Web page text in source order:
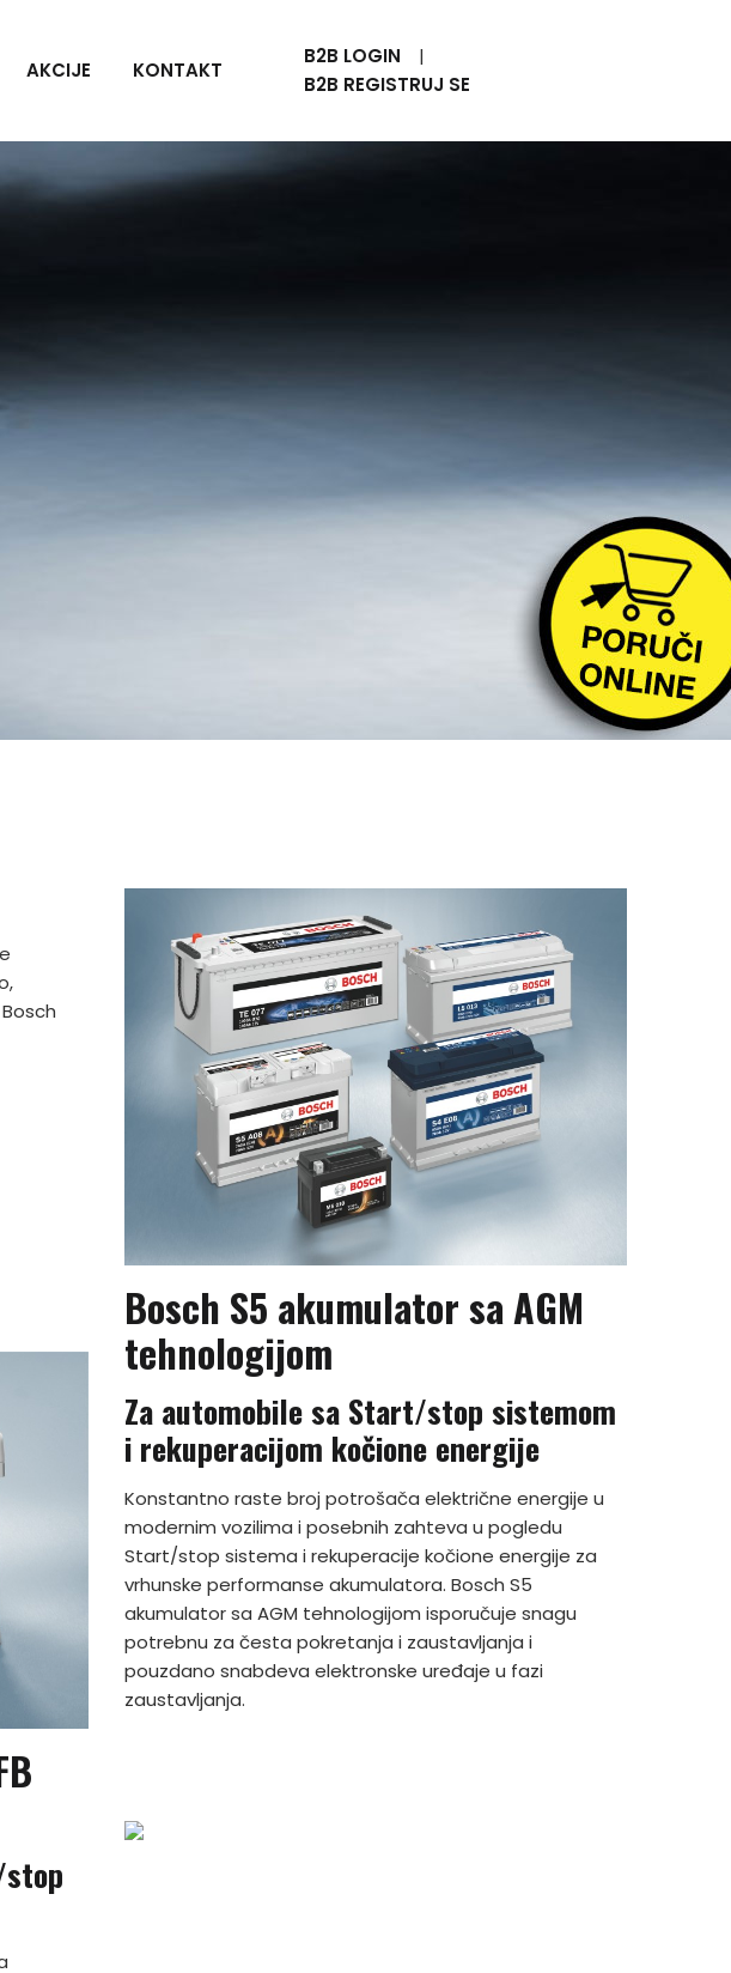
AKCIJE KONTAKT
B2B LOGIN
B2B REGISTRUJ SE
Bosch S5 akumulator sa AGM
tehnologijom
Za automobile sa Start/stop sistemom
i rekuperacijom kočione energije
Konstantno raste broj potrošača električne energije u
modernim vozilima i posebnih zahteva u pogledu
Start/stop sistema i rekuperacije kočione energije za
vrhunske performanse akumulatora. Bosch S5
akumulator sa AGM tehnologijom isporučuje snagu
potrebnu za česta pokretanja i zaustavljanja i
pouzdano snabdeva elektronske uređaje u fazi
zaustavljanja.